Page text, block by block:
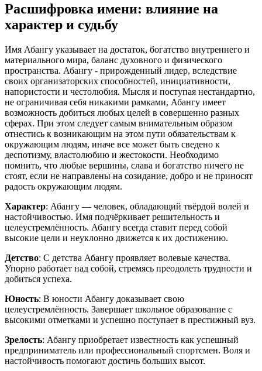
Расшифровка имени: влияние на
характер и судьбу
Имя Абангу указывает на достаток, богатство внутреннего и
материального мира, баланс духовного и физического
пространства. Абангу - прирожденный лидер, вследствие
своих организаторских способностей, инициативности,
напористости и честолюбия. Мысля и поступая нестандартно,
не ограничивая себя никакими рамками, Абангу имеет
возможность добиться любых целей в совершенно разных
сферах. При этом следует самым внимательным образом
отнестись к возникающим на этом пути обязательствам к
окружающим людям, иначе все может быть сведено к
деспотизму, властолюбию и жестокости. Необходимо
помнить, что любые вершины, слава и богатство ничего не
стоят, если не направлены на созидание, добро и не приносят
радость окружающим людям.
Характер: Абангу — человек, обладающий твёрдой волей и
настойчивостью. Имя подчёркивает решительность и
целеустремлённость. Абангу всегда ставит перед собой
высокие цели и неуклонно движется к их достижению.
Детство: С детства Абангу проявляет волевые качества.
Упорно работает над собой, стремясь преодолеть трудности и
добиться успеха.
Юность: В юности Абангу доказывает свою
целеустремлённость. Завершает школьное образование с
высокими отметками и успешно поступает в престижный вуз.
Зрелость: Абангу приобретает известность как успешный
предприниматель или профессиональный спортсмен. Воля и
настойчивость помогают достичь больших высот.